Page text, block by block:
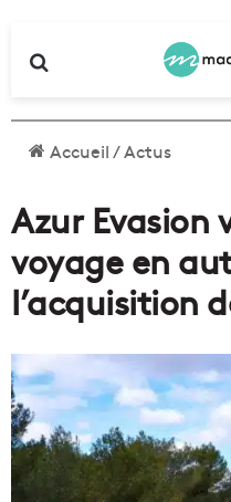
Accueil/Actus
Azur Evasion
voyage en
l’acquisition